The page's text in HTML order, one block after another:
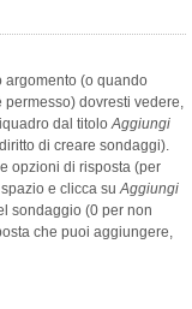
argomento (o quando
dovresti vedere,
dal titoloAggiungi
di creare sondaggi).
opzioni di risposta (per
spazio e clicca suAggiungi
sondaggio (0 per non
che puoi aggiungere,